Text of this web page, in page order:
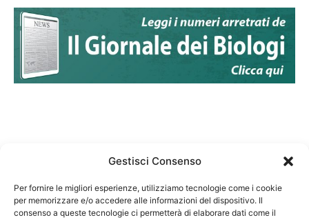
Gestisci Consenso
Per fornire le migliori esperienze, utilizziamo tecnologie come i cookie
per memorizzare e/o accedere alle informazioni del dispositivo. Il
consenso a queste tecnologie ci permetterà di elaborare dati come il
Federazione Nazionale Degli Ordini dei Biologi: